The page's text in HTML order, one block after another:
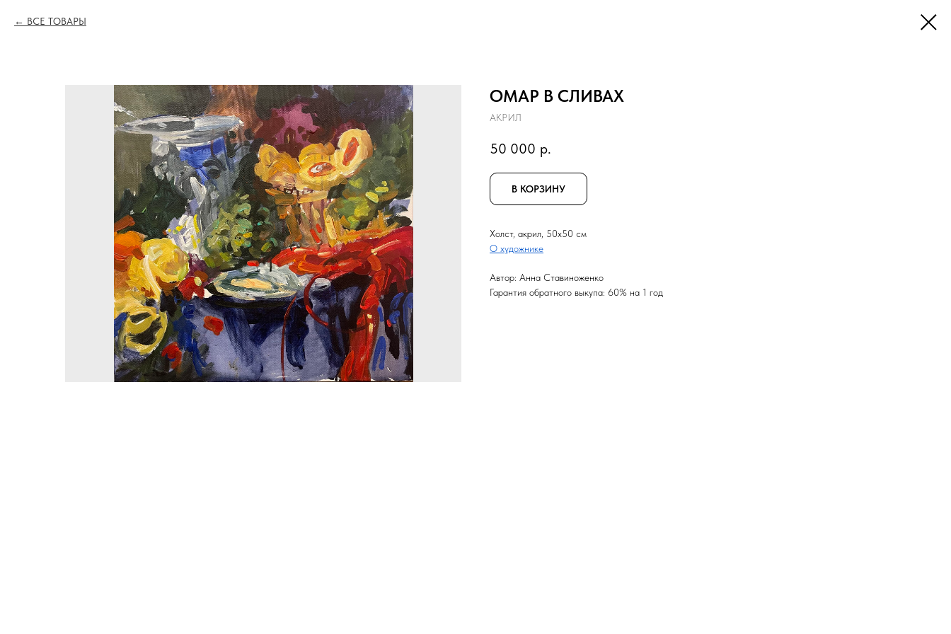
ВСЕ ТОВАРЫ
ОМАР В СЛИВАХ
АКРИЛ
50 000 р.
В КОРЗИНУ
Холст, акрил, 50x50 см
О художнике
Автор: Анна Ставиноженко
Гарантия обратного выкупа: 60% на 1 год